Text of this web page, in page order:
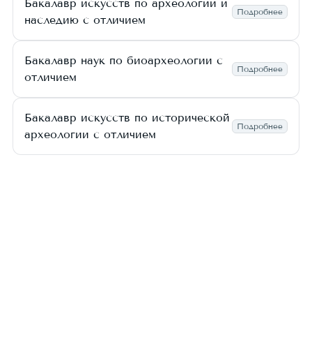
Бакалавр искусств по археологии и
наследию с отличием
Подробнее
Бакалавр наук по биоархеологии с
отличием
Подробнее
Бакалавр искусств по исторической
археологии с отличием
Подробнее